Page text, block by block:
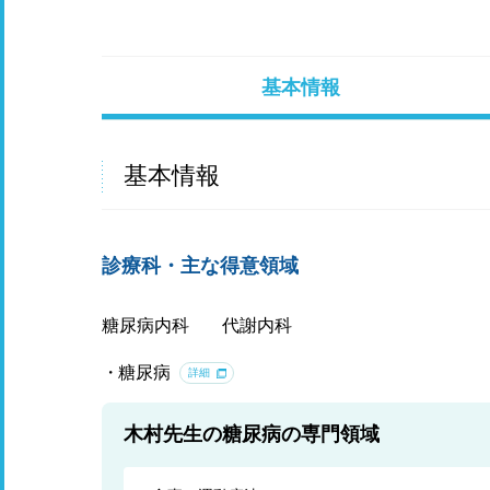
基本情報
基本情報
診療科・主な得意領域
糖尿病内科 代謝内科
糖尿病 詳細
木村先生の糖尿病の専門領域